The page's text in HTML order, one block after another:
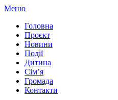
Перейти
вмісту
Меню
Головна
Проєкт
Новини
Події
Дитина
Сім’я
Громада
Контакти